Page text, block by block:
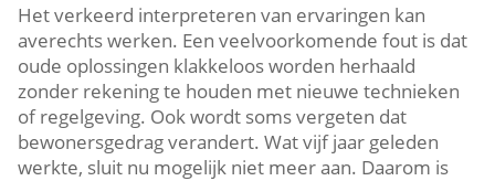
Het verkeerd interpreteren van ervaringen kan
averechts werken.​ Een veelvoorkomende fout is dat
oude oplossingen klakkeloos worden herhaald
zonder rekening te houden met nieuwe technieken
of regelgeving.​ Ook wordt soms vergeten dat
bewonersgedrag verandert.​ Wat vijf jaar geleden
werkte, sluit nu mogelijk niet meer aan.​ Daarom is